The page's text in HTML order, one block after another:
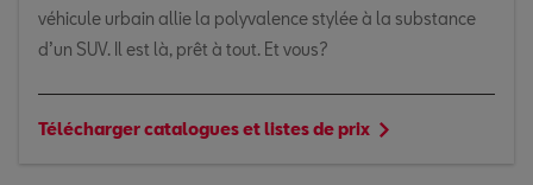
véhicule urbain allie la polyvalence stylée à la substance
d’un SUV. Il est là, prêt à tout. Et vous?
Télécharger catalogues et listes de prix